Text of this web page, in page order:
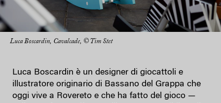
Luca Boscardin, Cavalcade, © Tim Stet
Luca Boscardin è un designer di giocattoli e
illustratore originario di Bassano del Grappa che
oggi vive a Rovereto e che ha fatto del gioco —